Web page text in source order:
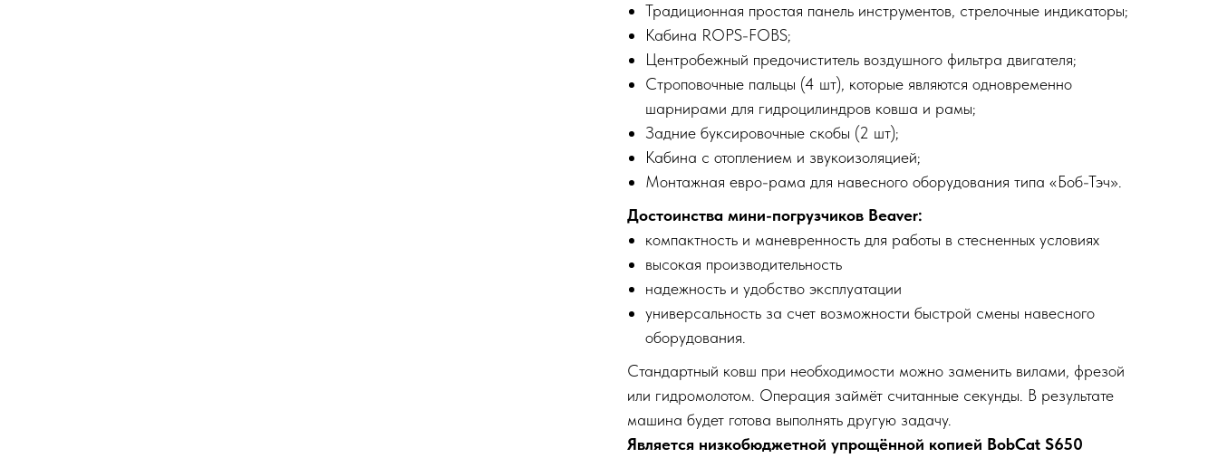
Традиционная простая панель инструментов, стрелочные индикаторы;
Кабина ROPS-FOBS;
Центробежный предочиститель воздушного фильтра двигателя;
Строповочные пальцы (4 шт), которые являются одновременно
шарнирами для гидроцилиндров ковша и рамы;
Задние буксировочные скобы (2 шт);
Кабина с отоплением и звукоизоляцией;
Монтажная евро-рама для навесного оборудования типа «Боб-Тэч».
Достоинства мини-погрузчиков Beaver:
компактность и маневренность для работы в стесненных условиях
высокая производительность
надежность и удобство эксплуатации
универсальность за счет возможности быстрой смены навесного
оборудования.
Стандартный ковш при необходимости можно заменить вилами, фрезой
или гидромолотом. Операция займёт считанные секунды. В результате
машина будет готова выполнять другую задачу.
Является низкобюджетной упрощённой копией ВоbСаt S650